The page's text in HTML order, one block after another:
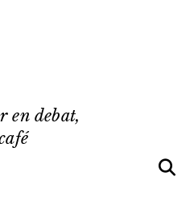
en debat,